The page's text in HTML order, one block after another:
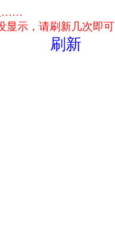
……
显示，请刷新几次即可
刷新